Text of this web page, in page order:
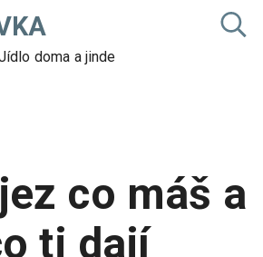
doma a jinde
co máš a
ti dají